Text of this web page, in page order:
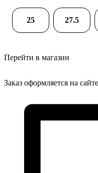
25 27.5
Перейти в магазин
Заказ оформляется на